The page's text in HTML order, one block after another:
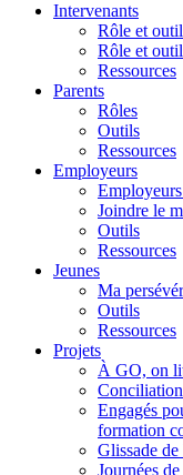
Intervenants
Rôle et
Rôle et
Ressources
Parents
Rôles
Outils
Ressources
Employeurs
Joindre le
Outils
Ressources
Jeunes
Ma
Outils
Ressources
Projets
À GO, on
Engagés
formation
Glissade de
Journées